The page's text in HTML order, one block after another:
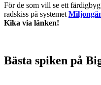
För de som vill se ett
radskiss på systemet
Kika via länken!
Bästa spiken på